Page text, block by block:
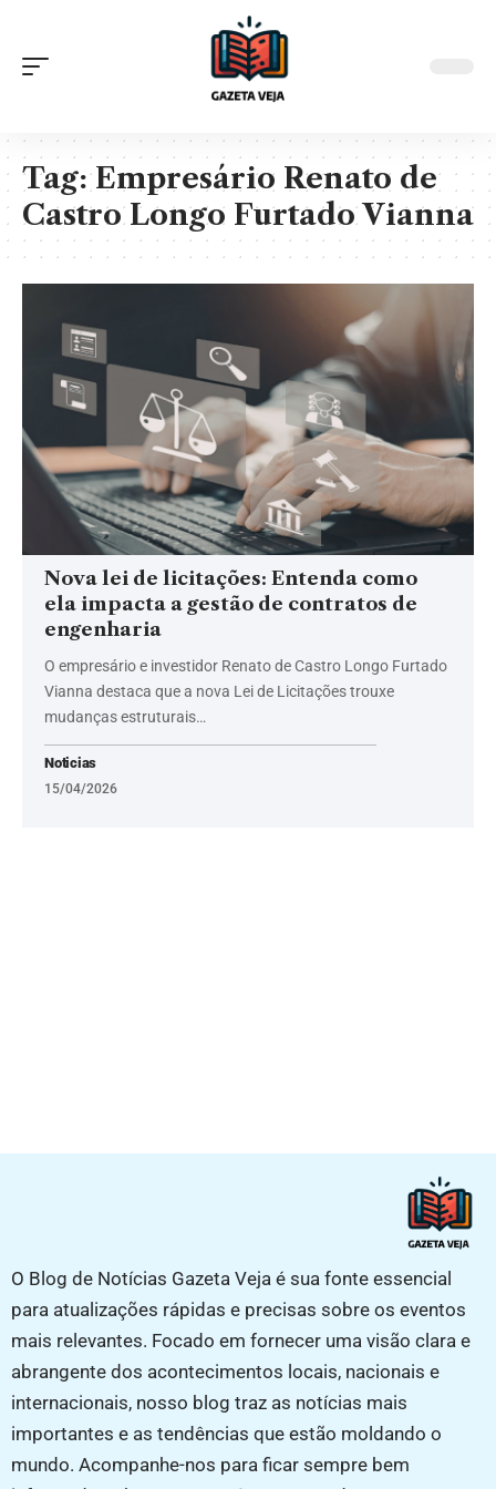
Tag:Empresário Renato de
Castro Longo Furtado Vianna
Nova lei de licitações: Entenda como
ela impacta a gestão de contratos de
engenharia
O empresário e investidor Renato de Castro Longo Furtado
Vianna destaca que a nova Lei de Licitações trouxe
mudanças estruturais…
Noticias
15/04/2026
O Blog de Notícias Gazeta Veja é sua fonte essencial
para atualizações rápidas e precisas sobre os eventos
mais relevantes. Focado em fornecer uma visão clara e
abrangente dos acontecimentos locais, nacionais e
internacionais, nosso blog traz as notícias mais
importantes e as tendências que estão moldando o
mundo. Acompanhe-nos para ficar sempre bem